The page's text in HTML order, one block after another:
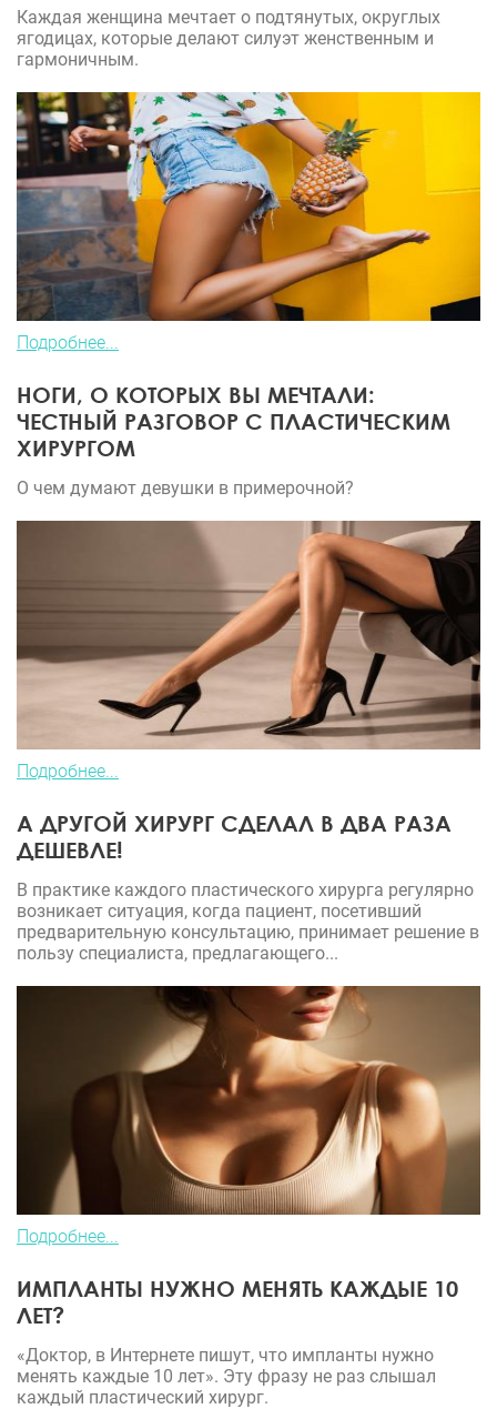
Каждая женщина мечтает о подтянутых, округлых
ягодицах, которые делают силуэт женственным и
гармоничным.
Подробнее...
НОГИ, О КОТОРЫХ ВЫ МЕЧТАЛИ:
ЧЕСТНЫЙ РАЗГОВОР С ПЛАСТИЧЕСКИМ
ХИРУРГОМ
О чем думают девушки в примерочной?
Подробнее...
А ДРУГОЙ ХИРУРГ СДЕЛАЛ В ДВА РАЗА
ДЕШЕВЛЕ!
В практике каждого пластического хирурга регулярно
возникает ситуация, когда пациент, посетивший
предварительную консультацию, принимает решение в
пользу специалиста, предлагающего...
Подробнее...
ИМПЛАНТЫ НУЖНО МЕНЯТЬ КАЖДЫЕ 10
ЛЕТ?
«Доктор, в Интернете пишут, что импланты нужно
менять каждые 10 лет». Эту фразу не раз слышал
каждый пластический хирург.